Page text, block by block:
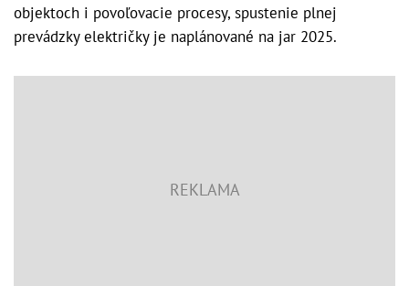
objektoch i povoľovacie procesy, spustenie plnej
prevádzky električky je naplánované na jar 2025.